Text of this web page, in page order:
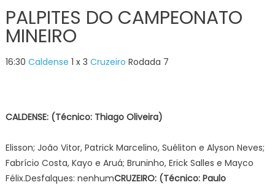
PALPITES DO CAMPEONATO
MINEIRO
16:30 Caldense 1 x 3 Cruzeiro Rodada 7
CALDENSE: (Técnico: Thiago Oliveira)
Elisson; João Vitor, Patrick Marcelino, Suéliton e Alyson Neves;
Fabrício Costa, Kayo e Aruá; Bruninho, Erick Salles e Mayco
Félix.Desfalques: nenhumCRUZEIRO: (Técnico: Paulo